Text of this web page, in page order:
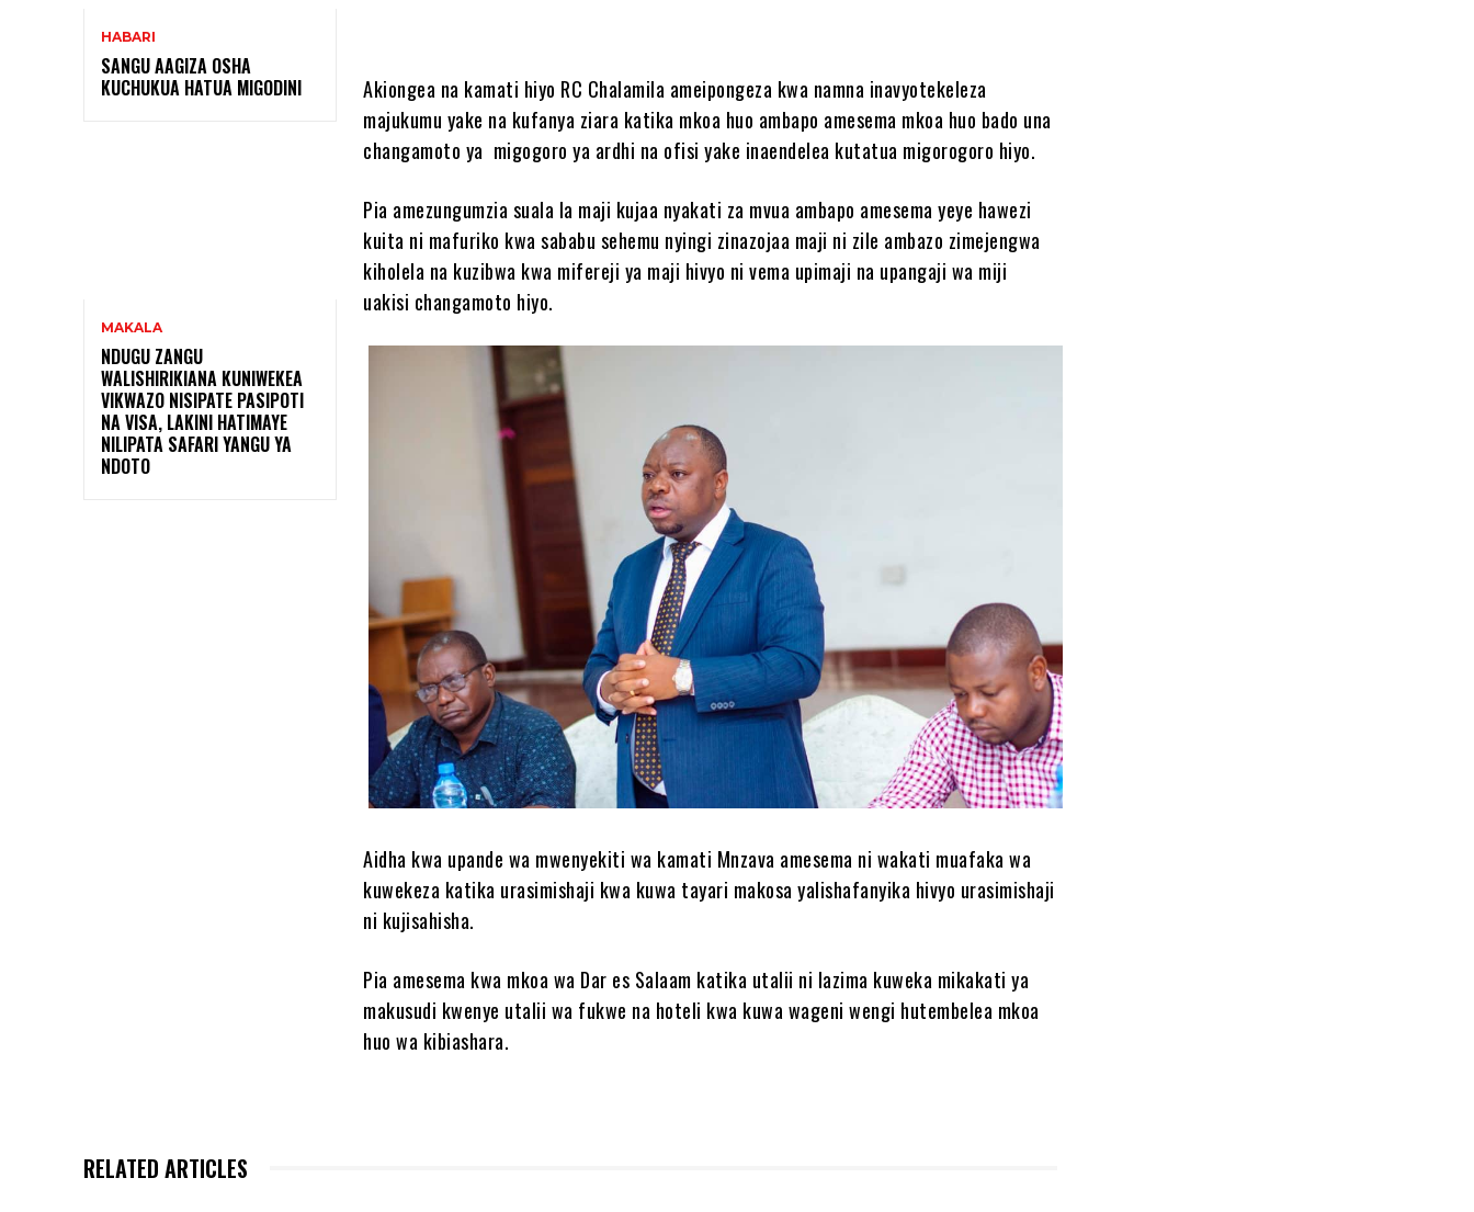
HABARI
SANGU AAGIZA OSHA
KUCHUKUA HATUA MIGODINI ‎
MAKALA
NDUGU ZANGU
WALISHIRIKIANA KUNIWEKEA
VIKWAZO NISIPATE PASIPOTI
NA VISA, LAKINI HATIMAYE
NILIPATA SAFARI YANGU YA
NDOTO
Akiongea na kamati hiyo RC Chalamila ameipongeza kwa namna inavyotekeleza
majukumu yake na kufanya ziara katika mkoa huo ambapo amesema mkoa huo bado una
changamoto ya migogoro ya ardhi na ofisi yake inaendelea kutatua migorogoro hiyo.
Pia amezungumzia suala la maji kujaa nyakati za mvua ambapo amesema yeye hawezi
kuita ni mafuriko kwa sababu sehemu nyingi zinazojaa maji ni zile ambazo zimejengwa
kiholela na kuzibwa kwa mifereji ya maji hivyo ni vema upimaji na upangaji wa miji
uakisi changamoto hiyo.
Aidha kwa upande wa mwenyekiti wa kamati Mnzava amesema ni wakati muafaka wa
kuwekeza katika urasimishaji kwa kuwa tayari makosa yalishafanyika hivyo urasimishaji
ni kujisahisha.
Pia amesema kwa mkoa wa Dar es Salaam katika utalii ni lazima kuweka mikakati ya
makusudi kwenye utalii wa fukwe na hoteli kwa kuwa wageni wengi hutembelea mkoa
huo wa kibiashara.
RELATED ARTICLES